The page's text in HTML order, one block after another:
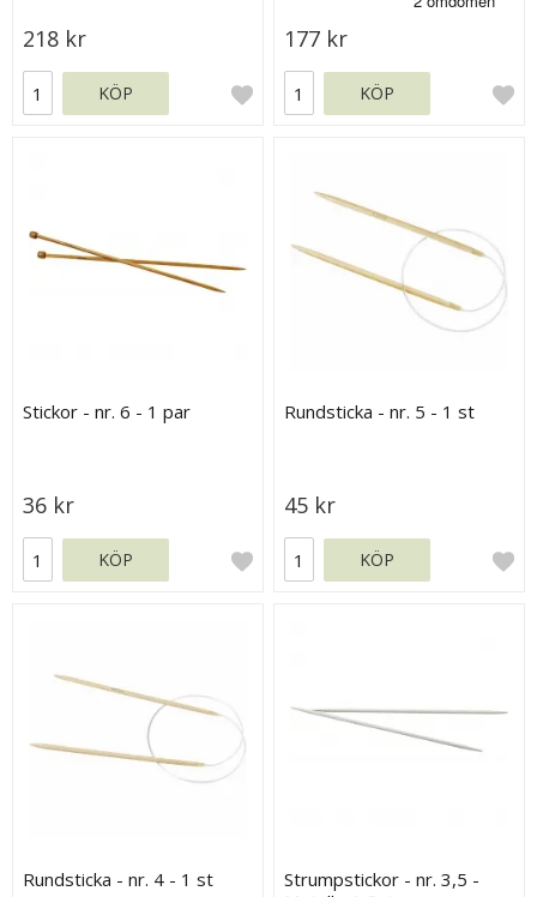
218 kr
KÖP
177 kr
KÖP
Stickor - nr. 6 - 1 par
36 kr
KÖP
Rundsticka - nr. 5 - 1 st
45 kr
KÖP
Rundsticka - nr. 4 - 1 st
Strumpstickor - nr. 3,5 -